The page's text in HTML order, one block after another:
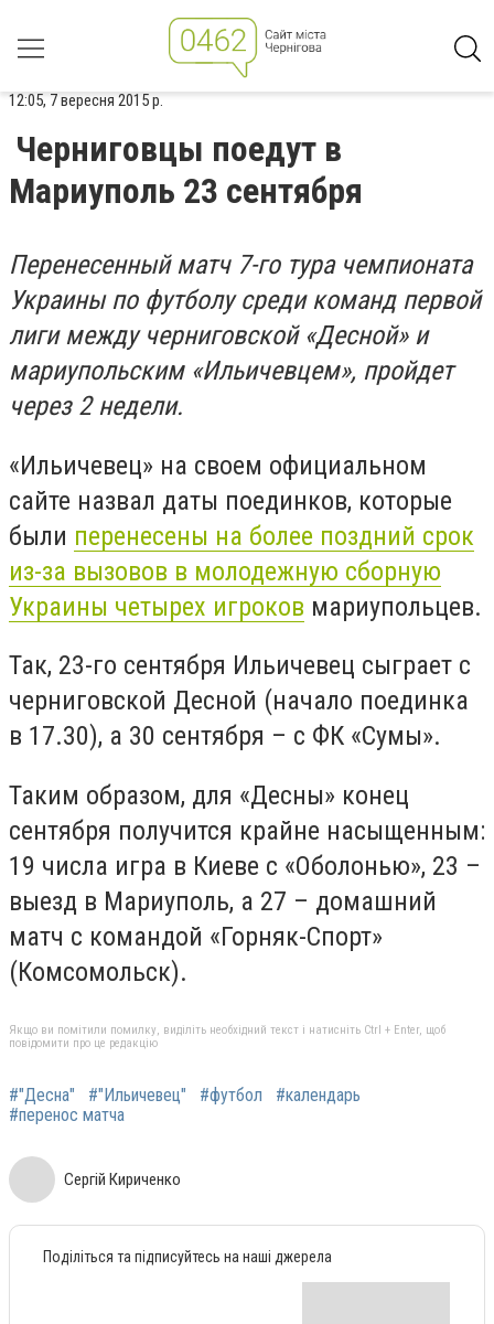
12:05, 7 вересня 2015 р.
Черниговцы поедут в
Мариуполь 23 сентября
Перенесенный матч 7-го тура чемпионата
Украины по футболу среди команд первой
лиги между черниговской «Десной» и
мариупольским «Ильичевцем», пройдет
через 2 недели.
«Ильичевец» на своем официальном
сайте назвал даты поединков, которые
были перенесены на более поздний срок
из-за вызовов в молодежную сборную
Украины четырех игроков мариупольцев.
Так, 23-го сентября Ильичевец сыграет с
черниговской Десной (начало поединка
в 17.30), а 30 сентября – с ФК «Сумы».
Таким образом, для «Десны» конец
сентября получится крайне насыщенным:
19 числа игра в Киеве с «Оболонью», 23 –
выезд в Мариуполь, а 27 – домашний
матч с командой «Горняк-Спорт»
(Комсомольск).
Якщо ви помітили помилку, виділіть необхідний текст і натисніть Ctrl + Enter, щоб
повідомити про це редакцію
#"Десна" #"Ильичевец" #футбол
#календарь
#перенос матча
Сергій Кириченко
Поділіться та підписуйтесь на наші джерела